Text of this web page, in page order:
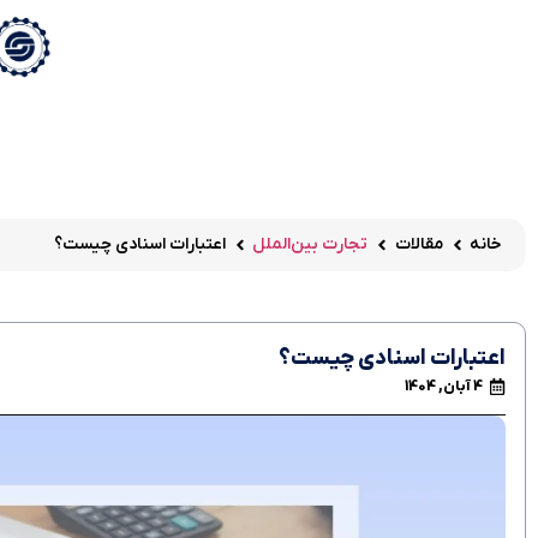
خانه مقالات تجارت بین‌الملل اعتبارات اسنادی چیست؟
اعتبارات اسنادی چیست؟
4 آبان, 1404